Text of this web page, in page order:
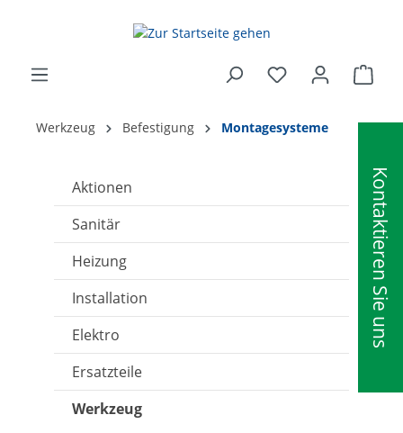
Kontaktieren Sie uns
Werkzeug Befestigung Montagesysteme
Aktionen
Sanitär
Heizung
Installation
Elektro
Ersatzteile
Werkzeug